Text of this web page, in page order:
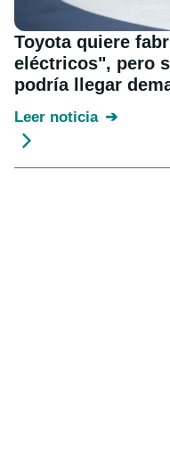
Toyota quiere
eléctricos", pero
podría llegar
Leer noticia